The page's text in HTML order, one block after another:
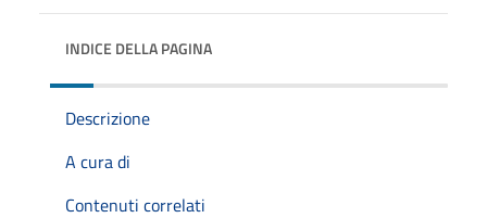
INDICE DELLA PAGINA
Descrizione
A cura di
Contenuti correlati